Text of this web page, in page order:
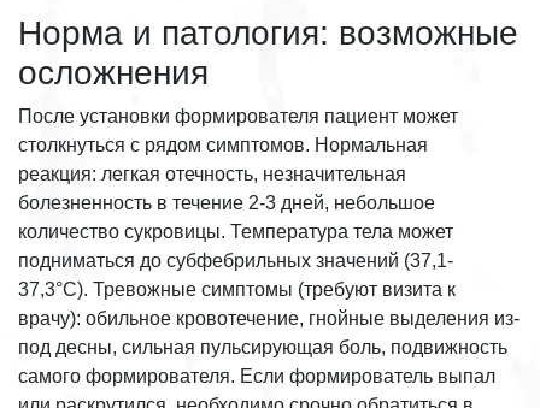
Норма и патология: возможные
осложнения
После установки формирователя пациент может
столкнуться с рядом симптомов. Нормальная
реакция: легкая отечность, незначительная
болезненность в течение 2-3 дней, небольшое
количество сукровицы. Температура тела может
подниматься до субфебрильных значений (37,1-
37,3°C). Тревожные симптомы (требуют визита к
врачу): обильное кровотечение, гнойные выделения из-
под десны, сильная пульсирующая боль, подвижность
самого формирователя. Если формирователь выпал